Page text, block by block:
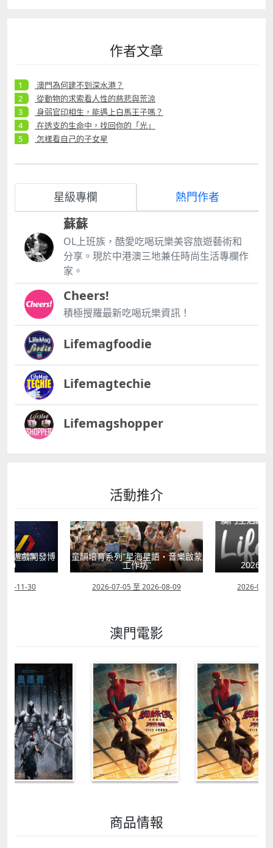
作者文章
澳門為何建不到深水港？
從動物的求索看人性的慈悲與荒涼
身弱官印相生，能遇上白馬王子嗎？
在透支的生命中，找回你的「光」
怎樣看自己的子女星
星級專欄 熱門作者
蘇蘇
OL上班族，酷愛吃喝玩樂美容旅遊藝術和
分享。現於中港澳三地兼任時尚生活專欄作
家。
Cheers!
積極搜羅最新吃喝玩樂資訊！
Lifemagfoodie
Lifemagtechie
Lifemagshopper
活動推介
語・音樂啟蒙
08-09
2026年“圖書館e學堂”
2026-07-22 至 2026-10-31
童心探秘澳
2026-07-
澳門電影
商品情報